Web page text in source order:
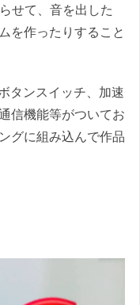
せて、音を出した
を作ったりすること
タンスイッチ、加速
信機能等がついてお
グに組み込んで作品